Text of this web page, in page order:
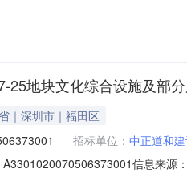
合体成员）自2018年4月1日以来
25地块文化综合设施及部
｜深圳市｜福田区
招标单位： 中正道和
信息来源